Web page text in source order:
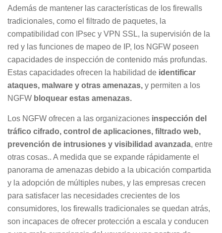
Además de mantener las características de los firewalls
tradicionales, como el filtrado de paquetes, la
compatibilidad con IPsec y VPN SSL, la supervisión de la
red y las funciones de mapeo de IP, los NGFW poseen
capacidades de inspección de contenido más profundas.
Estas capacidades ofrecen la habilidad de identificar
ataques, malware y otras amenazas, y permiten a los
NGFW bloquear estas amenazas.
Los NGFW ofrecen a las organizaciones inspección del
tráfico cifrado, control de aplicaciones, filtrado web,
prevención de intrusiones y visibilidad avanzada, entre
otras cosas.. A medida que se expande rápidamente el
panorama de amenazas debido a la ubicación compartida
y la adopción de múltiples nubes, y las empresas crecen
para satisfacer las necesidades crecientes de los
consumidores, los firewalls tradicionales se quedan atrás,
son incapaces de ofrecer protección a escala y conducen